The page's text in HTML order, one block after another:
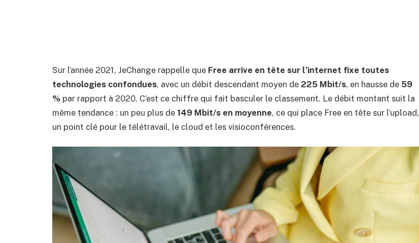
Sur l’année 2021, JeChange rappelle que Free arrive en tête sur l’internet fixe toutes
technologies confondues, avec un débit descendant moyen de 225 Mbit/s, en hausse de 59
% par rapport à 2020. C’est ce chiffre qui fait basculer le classement. Le débit montant suit la
même tendance : un peu plus de 149 Mbit/s en moyenne, ce qui place Free en tête sur l’upload,
un point clé pour le télétravail, le cloud et les visioconférences.